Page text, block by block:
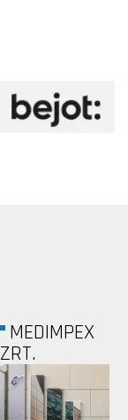
NAV N GO
KFT.